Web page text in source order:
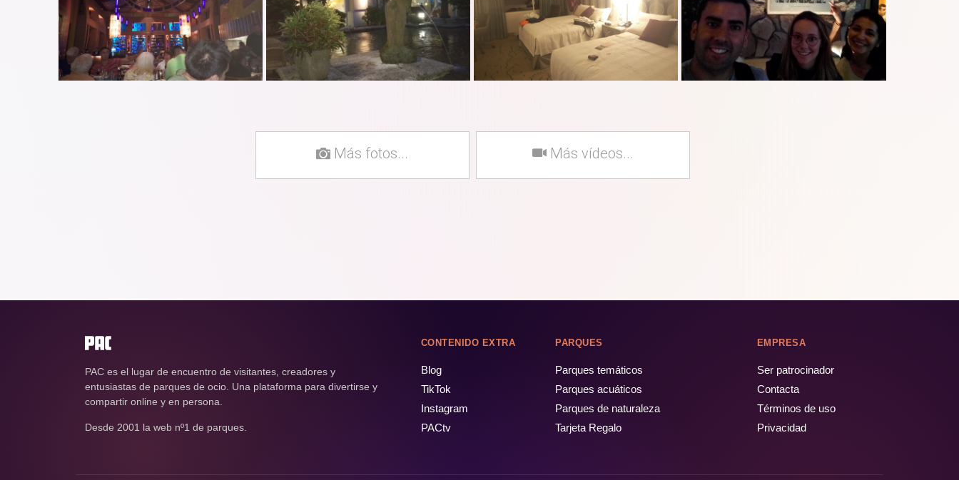
Más fotos... Más vídeos...
PAC es el lugar de encuentro de visitantes, creadores y
entusiastas de parques de ocio. Una plataforma para divertirse y
compartir online y en persona.
Desde 2001 la web nº1 de parques.
CONTENIDO EXTRA
Blog
TikTok
Instagram
PACtv
PARQUES
Parques temáticos
Parques acuáticos
Parques de naturaleza
Tarjeta Regalo
EMPRESA
Ser patrocinador
Contacta
Términos de uso
Privacidad